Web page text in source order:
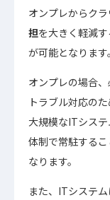
オンプレからクラ
担を大きく軽減
が可能となります。
オンプレの場合
トラブル対応の
大規模なITシス
体制で常駐する
なります。
また、ITシステ